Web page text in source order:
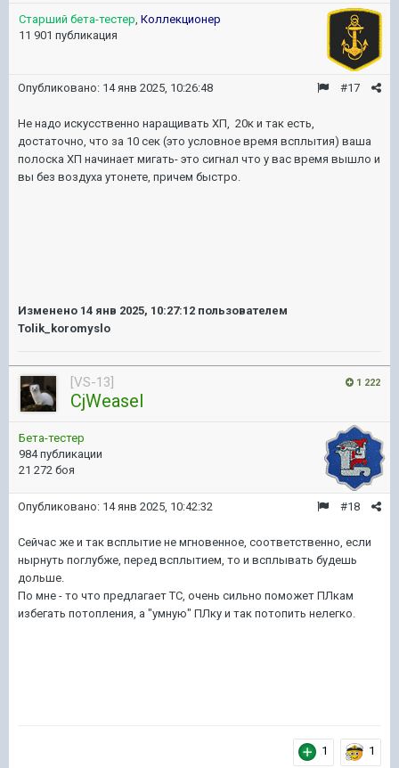
Старший бета-тестер Коллекционер
11 901 публикация
#17
Опубликовано: 14 янв 2025, 10:26:48
Не надо искусственно наращивать ХП, 20к и так есть,
достаточно, что за 10 сек (это условное время всплытия) ваша
полоска ХП начинает мигать- это сигнал что у вас время вышло и
вы без воздуха утонете, причем быстро.
Изменено 14 янв 2025, 10:27:12 пользователем
Tolik_koromyslo
1 222
[VS-13]
CjWeasel
Бета-тестер
984 публикации
21 272 боя
#18
Опубликовано: 14 янв 2025, 10:42:32
Сейчас же и так всплытие не мгновенное, соответственно, если
нырнуть поглубже, перед всплытием, то и всплывать будешь
дольше.
По мне - то что предлагает ТС, очень сильно поможет ПЛкам
избегать потопления, а "умную" ПЛку и так потопить нелегко.
1 1